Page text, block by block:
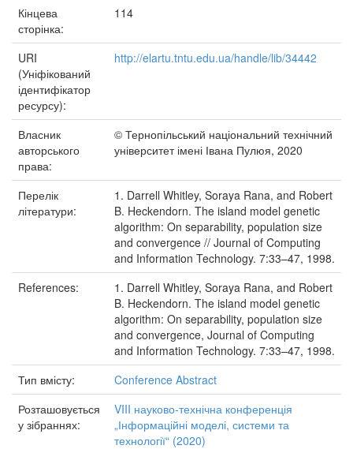
Кінцева
сторінка:
114
URI
(Уніфікований
ідентифікатор
ресурсу):
http://elartu.tntu.edu.ua/handle/lib/34442
Власник
авторського
права:
© Тернопільський національний технічний
університет імені Івана Пулюя, 2020
Перелік
літератури:
1. Darrell Whitley, Soraya Rana, and Robert
B. Heckendorn. The island model genetic
algorithm: On separability, population size
and convergence // Journal of Computing
and Information Technology. 7:33–47, 1998.
References:
1. Darrell Whitley, Soraya Rana, and Robert
B. Heckendorn. The island model genetic
algorithm: On separability, population size
and convergence, Journal of Computing
and Information Technology. 7:33–47, 1998.
Тип вмісту:
Conference Abstract
Розташовується
у зібраннях:
VIII науково-технічна конференція
„Інформаційні моделі, системи та
технології“ (2020)